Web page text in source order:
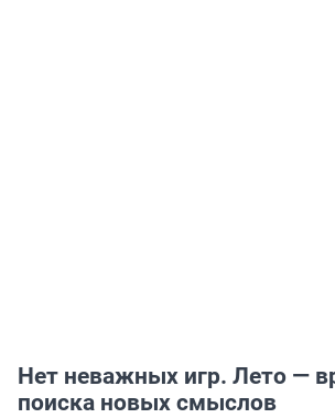
Нет неважных игр. Лето —
поиска новых смыслов